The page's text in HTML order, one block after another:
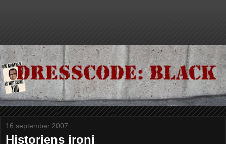
16 september 2007
Historiens ironi